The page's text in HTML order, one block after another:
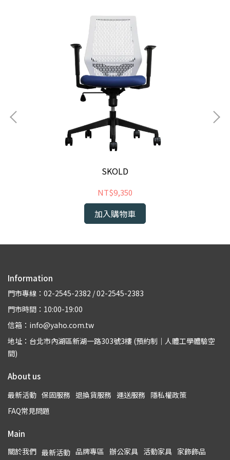
SKOLD
NT$9,350
加入購物車
Information
門市專線：02-2545-2382 / 02-2545-2383
門市時間：10:00-19:00
信箱：info@yaho.com.tw
地址：台北市內湖區新湖一路303號3樓 (預約制｜人體工學體驗空
間)
About us
最新活動 保固服務 退換貨服務 運送服務 隱私權政策
FAQ常見問題
Main
關於我們 最新活動 品牌專區 辦公家具 活動家具 家飾飾品